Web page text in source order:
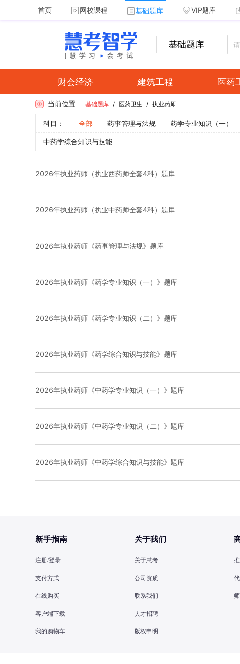
首页 网校课程 基础题库 VIP题库
基础题库
财会经济 建筑工程 医药
当前位置 基础题库 / 医药卫生 / 执业药师
科目： 全部 药事管理与法规 药学专业知识（一）
中药学综合知识与技能
2026年执业药师（执业西药师全套4科）题库
2026年执业药师（执业中药师全套4科）题库
2026年执业药师《药事管理与法规》题库
2026年执业药师《药学专业知识（一）》题库
2026年执业药师《药学专业知识（二）》题库
2026年执业药师《药学综合知识与技能》题库
2026年执业药师《中药学专业知识（一）》题库
2026年执业药师《中药学专业知识（二）》题库
2026年执业药师《中药学综合知识与技能》题库
新手指南
注册/登录
支付方式
在线购买
客户端下载
我的购物车
关于我们
关于慧考
公司资质
联系我们
人才招聘
版权申明